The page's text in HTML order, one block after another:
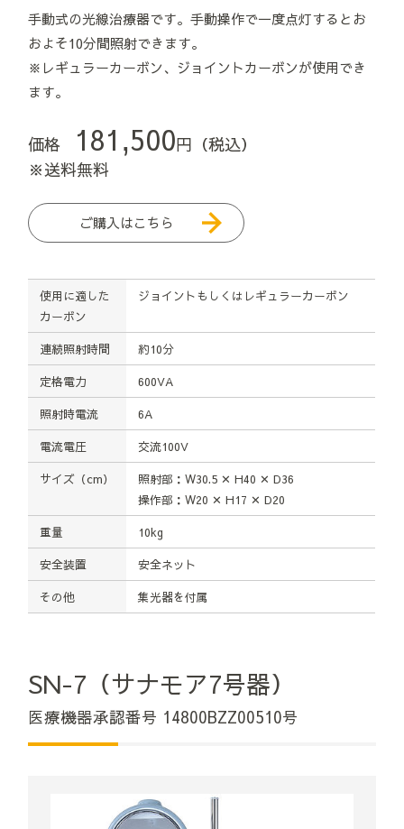
手動式の光線治療器です。手動操作で一度点灯するとお
およそ10分間照射できます。
※レギュラーカーボン、ジョイントカーボンが使用でき
ます。
価格 181,500円（税込）
※送料無料
ご購入はこちら
使用に適した
カーボン
ジョイントもしくはレギュラーカーボン
連続照射時間 約10分
定格電力 600VA
照射時電流 6A
電流電圧 交流100V
サイズ（cm）
照射部：W30.5 ✕ H40 ✕ D36
操作部：W20 ✕ H17 ✕ D20
重量 10kg
安全装置 安全ネット
その他 集光器を付属
SN-7（サナモア7号器）
医療機器承認番号 14800BZZ00510号